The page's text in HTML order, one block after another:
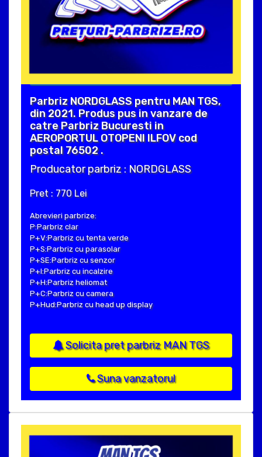
Parbriz NORDGLASS pentru MAN TGS,
din 2021. Produs pus in vanzare de
catre Parbriz Bucuresti in
AEROPORTUL OTOPENI ILFOV cod
postal 76502 .
Producator parbriz : NORDGLASS
Pret : 770 Lei
Abrevieri parbrize:
P:Parbriz clar
P+V:Parbriz cu tenta verde
P+S:Parbriz cu parasolar
P+SE:Parbriz cu senzor
P+I:Parbriz cu incalzire
P+H:Parbriz heliomat
P+C:Parbriz cu camera
P+Hud:Parbriz cu head up display
Solicita pret parbriz MAN TGS
Suna vanzatorul